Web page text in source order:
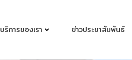
บริการของเรา ข่าวประชาสัมพันธ์